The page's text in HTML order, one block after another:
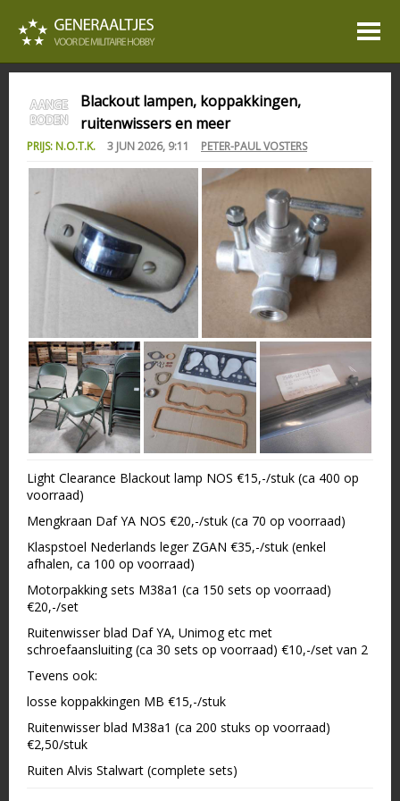
Blackout lampen, koppakkingen,
ruitenwissers en meer
PRIJS: N.O.T.K. 3 JUN 2026, 9:11 PETER-PAUL VOSTERS
Light Clearance Blackout lamp NOS €15,-/stuk (ca 400 op
voorraad)
Mengkraan Daf YA NOS €20,-/stuk (ca 70 op voorraad)
Klaspstoel Nederlands leger ZGAN €35,-/stuk (enkel
afhalen, ca 100 op voorraad)
Motorpakking sets M38a1 (ca 150 sets op voorraad)
€20,-/set
Ruitenwisser blad Daf YA, Unimog etc met
schroefaansluiting (ca 30 sets op voorraad) €10,-/set van 2
Tevens ook:
losse koppakkingen MB €15,-/stuk
Ruitenwisser blad M38a1 (ca 200 stuks op voorraad)
€2,50/stuk
Ruiten Alvis Stalwart (complete sets)